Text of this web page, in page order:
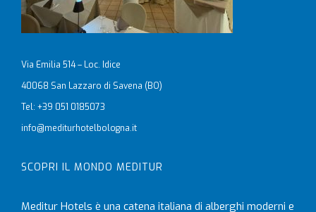
Via Emilia 514 – Loc. Idice
40068 San Lazzaro di Savena (BO)
Tel: +39 051 0185073
info@mediturhotelbologna.it
SCOPRI IL MONDO MEDITUR
Meditur Hotels è una catena italiana di alberghi moderni e